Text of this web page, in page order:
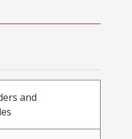
and